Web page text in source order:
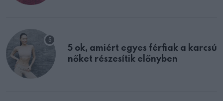
5 ok, amiért egyes férfiak a karcsú
nőket részesítik előnyben